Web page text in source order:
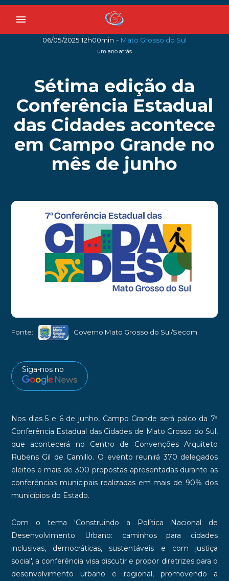
menu
06/05/2025 12h00min - Mato Grosso do Sul
um ano atrás
Sétima edição da
Conferência Estadual
das Cidades acontece
em Campo Grande no
mês de junho
Fonte: Governo Mato Grosso do Sul/Secom
Siga-nos no
Nos dias 5 e 6 de junho, Campo Grande será palco da 7ª
Conferência Estadual das Cidades de Mato Grosso do Sul,
que acontecerá no Centro de Convenções Arquiteto
Rubens Gil de Camillo. O evento reunirá 370 delegados
eleitos e mais de 300 propostas apresentadas durante as
conferências municipais realizadas em mais de 90% dos
municípios do Estado.
Com o tema 'Construindo a Política Nacional de
Desenvolvimento Urbano: caminhos para cidades
inclusivas, democráticas, sustentáveis e com justiça
social', a conferência visa discutir e propor diretrizes para o
desenvolvimento urbano e regional, promovendo a